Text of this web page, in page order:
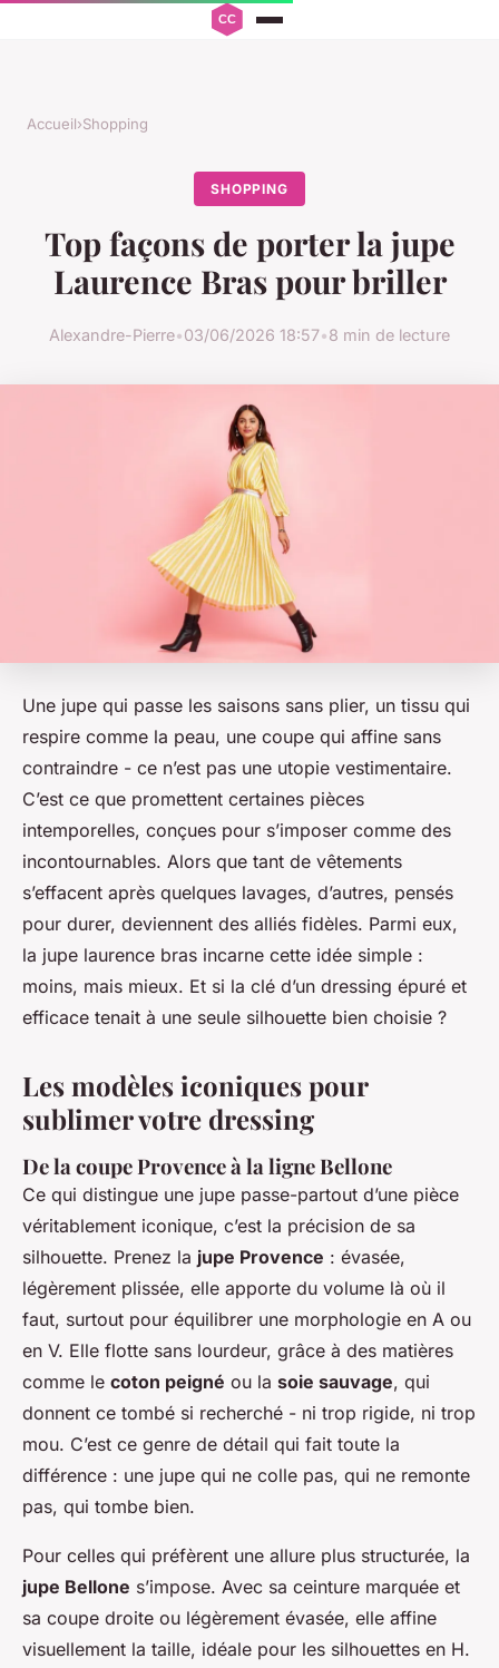
Accueil›Shopping
SHOPPING
Top façons de porter la jupe
Laurence Bras pour briller
Alexandre-Pierre•03/06/2026 18:57•8 min de lecture
Une jupe qui passe les saisons sans plier, un tissu qui
respire comme la peau, une coupe qui affine sans
contraindre - ce n’est pas une utopie vestimentaire.
C’est ce que promettent certaines pièces
intemporelles, conçues pour s’imposer comme des
incontournables. Alors que tant de vêtements
s’effacent après quelques lavages, d’autres, pensés
pour durer, deviennent des alliés fidèles. Parmi eux,
la jupe laurence bras incarne cette idée simple :
moins, mais mieux. Et si la clé d’un dressing épuré et
efficace tenait à une seule silhouette bien choisie ?
Les modèles iconiques pour
sublimer votre dressing
De la coupe Provence à la ligne Bellone
Ce qui distingue une jupe passe-partout d’une pièce
véritablement iconique, c’est la précision de sa
silhouette. Prenez la jupe Provence : évasée,
légèrement plissée, elle apporte du volume là où il
faut, surtout pour équilibrer une morphologie en A ou
en V. Elle flotte sans lourdeur, grâce à des matières
comme le coton peigné ou la soie sauvage, qui
donnent ce tombé si recherché - ni trop rigide, ni trop
mou. C’est ce genre de détail qui fait toute la
différence : une jupe qui ne colle pas, qui ne remonte
pas, qui tombe bien.
Pour celles qui préfèrent une allure plus structurée, la
jupe Bellone s’impose. Avec sa ceinture marquée et
sa coupe droite ou légèrement évasée, elle affine
visuellement la taille, idéale pour les silhouettes en H.